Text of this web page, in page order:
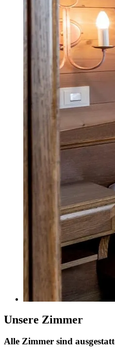
Unsere Zimmer
Alle Zimmer sind